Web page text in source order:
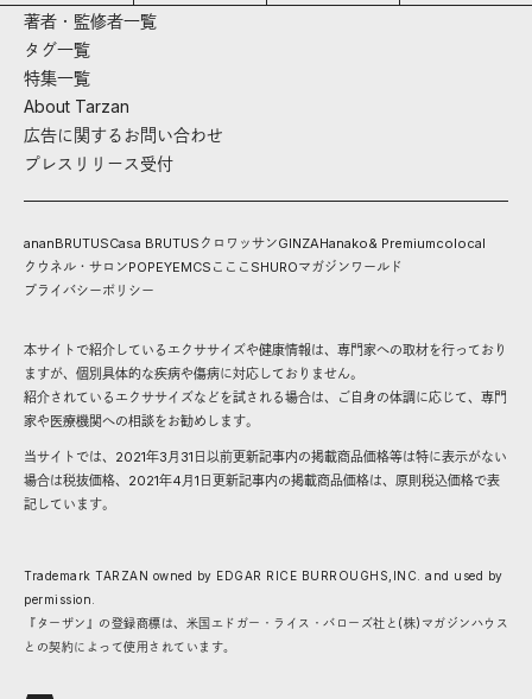
著者・監修者一覧
タグ一覧
特集一覧
About Tarzan
広告に関するお問い合わせ
プレスリリース受付
ananBRUTUSCasa BRUTUS クロワッサンGINZAHanako& Premiumcolocal
クウネル・サロンPOPEYEMCS こここ SHUROマガジンワールド
プライバシーポリシー
本サイトで紹介しているエクササイズや健康情報は、専門家への取材を行っており
ますが、個別具体的な疾病や傷病に対応しておりません。
紹介されているエクササイズなどを試される場合は、ご自身の体調に応じて、専門
家や医療機関への相談をお勧めします。
当サイトでは、2021年3月31日以前更新記事内の掲載商品価格等は特に表示がない
場合は税抜価格、2021年4月1日更新記事内の掲載商品価格は、原則税込価格で表
記しています。
Trademark TARZAN owned by EDGAR RICE BURROUGHS,INC. and used by
permission.
『ターザン』の登録商標は、米国エドガー・ライス・バローズ社と(株)マガジンハウス
との契約によって使用されています。